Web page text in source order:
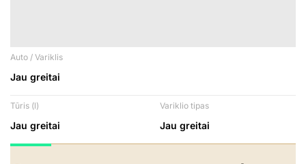
Auto / Variklis
Jau greitai
Tūris (l)
Jau greitai
Variklio tipas
Jau greitai